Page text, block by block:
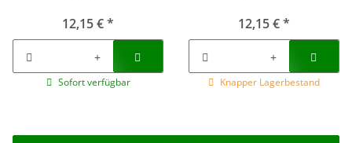
12,15 €*
Sofort verfügbar
12,15 €*
Knapper Lagerbestand